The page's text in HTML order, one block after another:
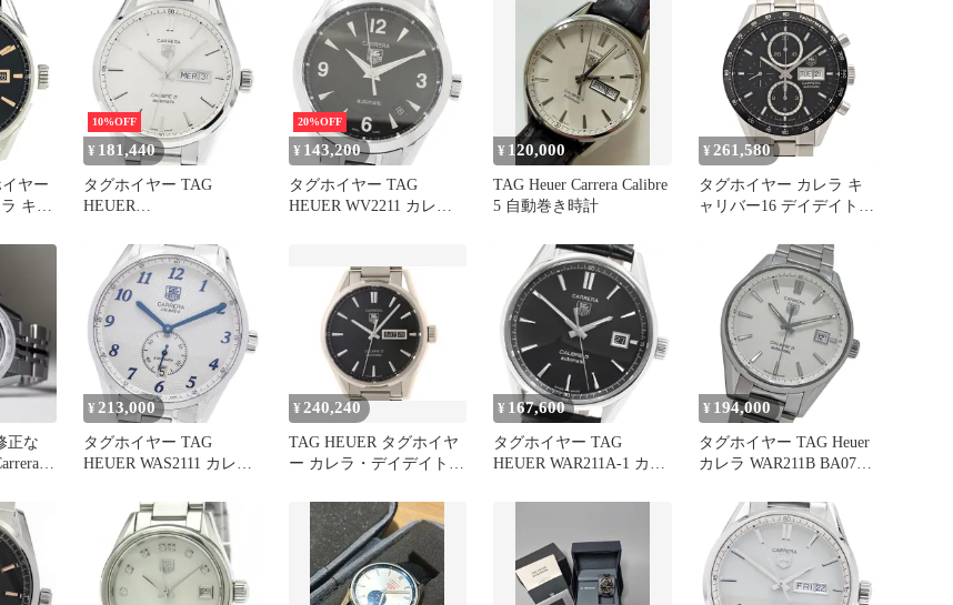
腕
イヤー
キャ
き ブ
10%OFF
¥ 181,440
タグホイヤー TAG
HEUER
キャリバー5 デイデイト
自動巻き メンズ 保証書
付き_941307
20%OFF
¥ 143,200
タグホイヤー TAG
HEUER WV2211 カレラ
¥ 120,000
TAG Heuer Carrera Calibre
5 自動巻き時計
¥ 261,580
タグホイヤー カレラ キ
ャリバー16 デイデイト
ンレススティール メンズ
TAG HEUER【中古】
【時計】
正な
¥ 213,000
タグホイヤー TAG
HEUER WAS2111 カレラ
デイト 自動巻き メンズ
良品 保証書付き_974276
¥ 240,240
TAG HEUER タグホイヤ
ー カレラ・デイデイト・
WAR201A.BA0723 腕時計
ステンレス 自動巻き ブ
ラック文字盤 メンズ【中
古】【473】
¥ 167,600
タグホイヤー TAG
HEUER WAR211A-1 カレ
動巻き メンズ 良品
¥ 194,000
タグホイヤー TAG Heuer
カレラ WAR211B BA0782
イト キャリバー5 自動巻
き AT ステンレス SS シル
バー ホワイト 裏スケ 磨
き済み【中古】